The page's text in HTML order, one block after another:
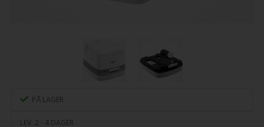
PÅ LAGER
LEV. 2 - 4 DAGER